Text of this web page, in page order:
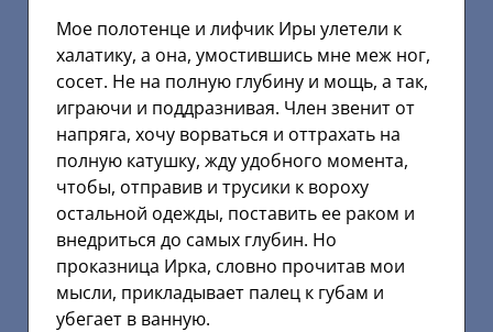
Мое полотенце и лифчик Иры улетели к
халатику, а она, умостившись мне меж ног,
сосет. Не на полную глубину и мощь, а так,
играючи и поддразнивая. Член звенит от
напряга, хочу ворваться и оттрахать на
полную катушку, жду удобного момента,
чтобы, отправив и трусики к вороху
остальной одежды, поставить ее раком и
внедриться до самых глубин. Но
проказница Ирка, словно прочитав мои
мысли, прикладывает палец к губам и
убегает в ванную.